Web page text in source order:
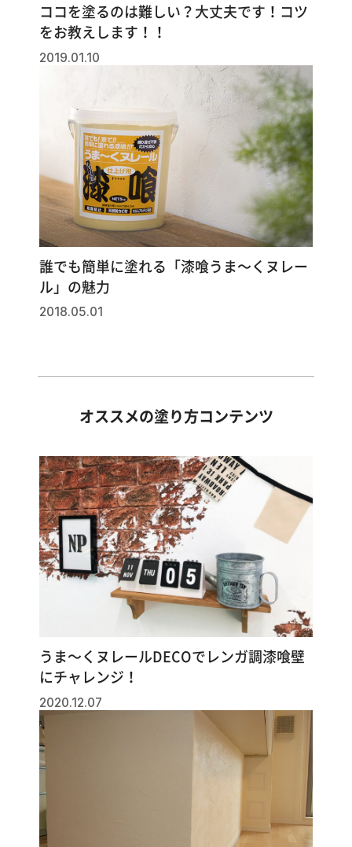
ココを塗るのは難しい？大丈夫です！コツ
をお教えします！！
2019.01.10
誰でも簡単に塗れる「漆喰うま～くヌレー
ル」の魅力
2018.05.01
オススメの塗り方コンテンツ
うま～くヌレールDECOでレンガ調漆喰壁
にチャレンジ！
2020.12.07